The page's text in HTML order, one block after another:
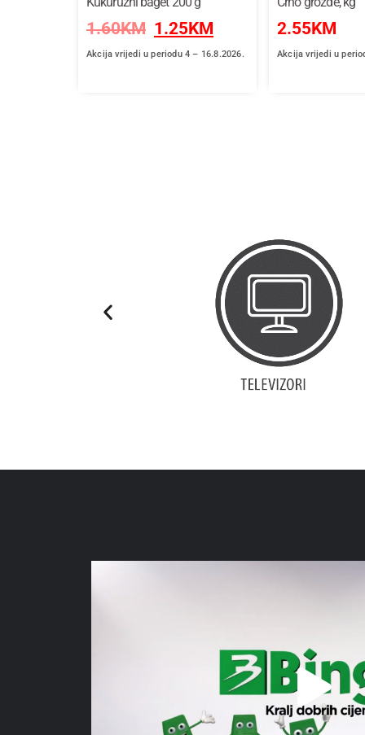
1.60KM 1.25KM
Akcija vrijedi u periodu 4 – 16.8.2026.
2.55KM
Akcija vrijedi u